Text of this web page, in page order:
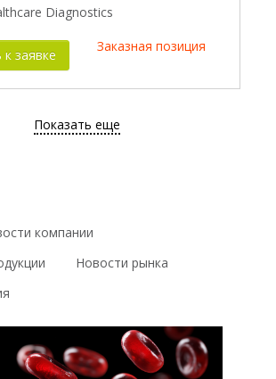
Diagnostics
заявке
Заказная позиция
Показать еще
компании
Новости рынка